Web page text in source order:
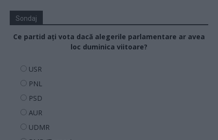
Sondaj
Ce partid ați vota dacă alegerile parlamentare ar avea
loc duminica viitoare?
USR
PNL
PSD
AUR
UDMR